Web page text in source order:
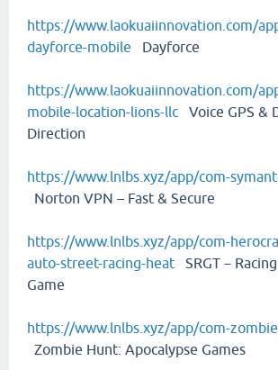
https://www.laokuaiinnovation.com/
dayforce-mobile Dayforce
https://www.laokuaiinnovation.com/
mobile-location-lions-llc Voice GPS &
Direction
https://www.lnlbs.xyz/app/com-
Norton VPN – Fast & Secure
https://www.lnlbs.xyz/app/com-
auto-street-racing-heat SRGT－
Game
https://www.lnlbs.xyz/app/com-
Zombie Hunt: Apocalypse Games